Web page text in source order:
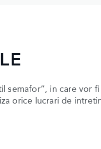
semafor”, in care vor
orice lucrari de